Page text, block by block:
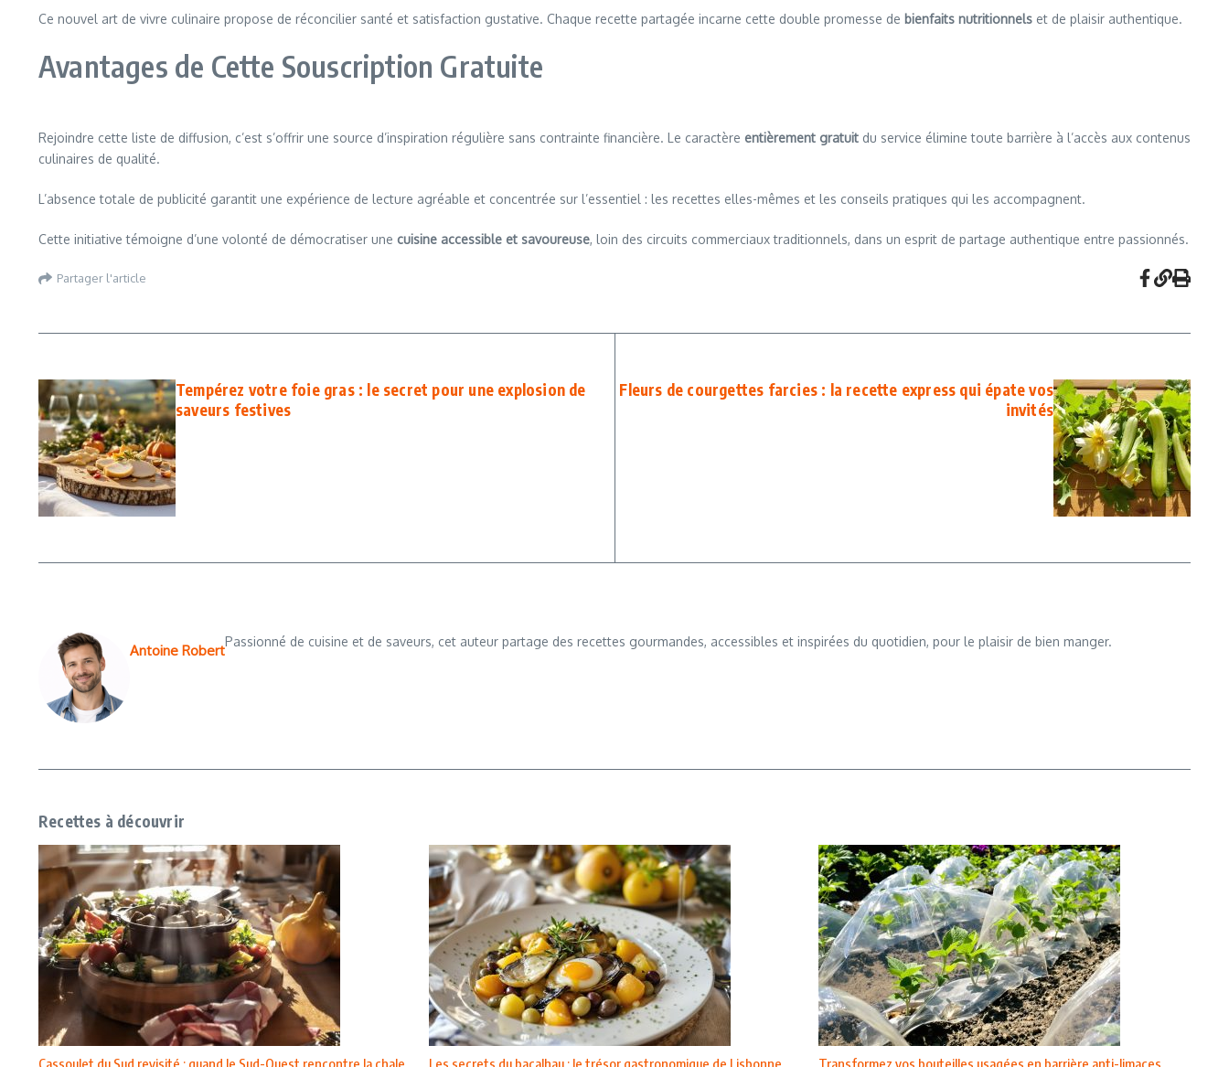
Ce nouvel art de vivre culinaire propose de réconcilier santé et satisfaction gustative. Chaque recette partagée incarne cette double promesse de bienfaits nutritionnels et de plaisir authentique.
Avantages de Cette Souscription Gratuite
Rejoindre cette liste de diffusion, c’est s’offrir une source d’inspiration régulière sans contrainte financière. Le caractère entièrement gratuit du service élimine toute barrière à l’accès aux contenus
culinaires de qualité.
L’absence totale de publicité garantit une expérience de lecture agréable et concentrée sur l’essentiel : les recettes elles-mêmes et les conseils pratiques qui les accompagnent.
Cette initiative témoigne d’une volonté de démocratiser une cuisine accessible et savoureuse, loin des circuits commerciaux traditionnels, dans un esprit de partage authentique entre passionnés.
Partager l'article
Tempérez votre foie gras : le secret pour une explosion de
saveurs festives
Fleurs de courgettes farcies : la recette express qui épate vos
invités
Antoine Robert
Passionné de cuisine et de saveurs, cet auteur partage des recettes gourmandes, accessibles et inspirées du quotidien, pour le plaisir de bien manger.
Recettes à découvrir
Cassoulet du Sud revisité : quand le Sud-Ouest rencontre la chale Les secrets du bacalhau : le trésor gastronomique de Lisbonne Transformez vos bouteilles usagées en barrière anti-limaces